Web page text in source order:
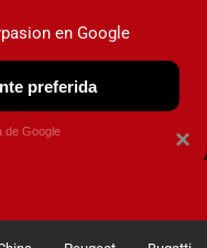
AIRE ACONDICIONADO ×
en Google
preferida
de Google